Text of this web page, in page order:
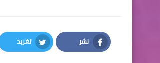
نشر
Facebook
تغريد
Twitter